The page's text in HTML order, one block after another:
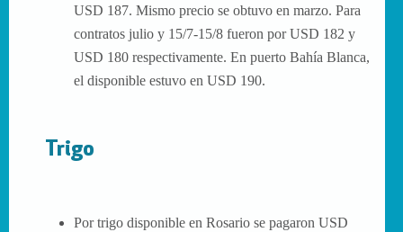
USD 187. Mismo precio se obtuvo en marzo. Para
contratos julio y 15/7-15/8 fueron por USD 182 y
USD 180 respectivamente. En puerto Bahía Blanca,
el disponible estuvo en USD 190.
Trigo
Por trigo disponible en Rosario se pagaron USD